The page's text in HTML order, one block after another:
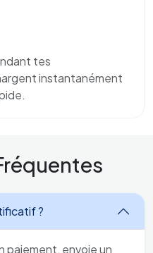
tes
instantanément
?
paiement, envoie un